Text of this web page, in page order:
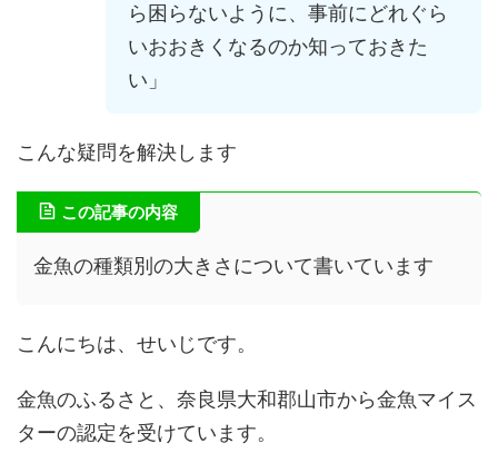
ら困らないように、事前にどれぐら
いおおきくなるのか知っておきた
い」
こんな疑問を解決します
この記事の内容
金魚の種類別の大きさについて書いています
こんにちは、せいじです。
金魚のふるさと、奈良県大和郡山市から金魚マイス
ターの認定を受けています。